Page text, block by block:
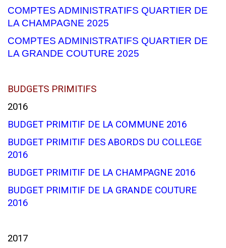
COMPTES ADMINISTRATIFS QUARTIER DE
LA CHAMPAGNE 2025
COMPTES ADMINISTRATIFS QUARTIER DE
LA GRANDE COUTURE 2025
BUDGETS PRIMITIFS
2016
BUDGET PRIMITIF DE LA COMMUNE 2016
BUDGET PRIMITIF DES ABORDS DU COLLEGE
2016
BUDGET PRIMITIF DE LA CHAMPAGNE 2016
BUDGET PRIMITIF DE LA GRANDE COUTURE
2016
2017